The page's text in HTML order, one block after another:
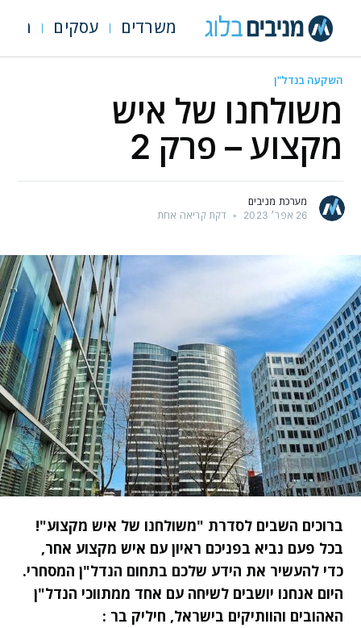
משרדים עסקים
השקעה בנדל"ן
משולחנו של איש
מקצוע – פרק 2
מערכת מניבים
26 אפר׳ 2023
• דקת קריאה אחת
ברוכים השביםלסדרת "משולחנו של איש מקצוע"!
בכל פעם נביא בפניכם ראיון עם איש מקצוע אחר,
כדי להעשיר את הידע שלכם בתחום הנדל"ן המסחרי.
היום אנחנו יושבים לשיחה עם אחד ממתווכי הנדל"ן
האהובים והוותיקים בישראל, חיליק בר :